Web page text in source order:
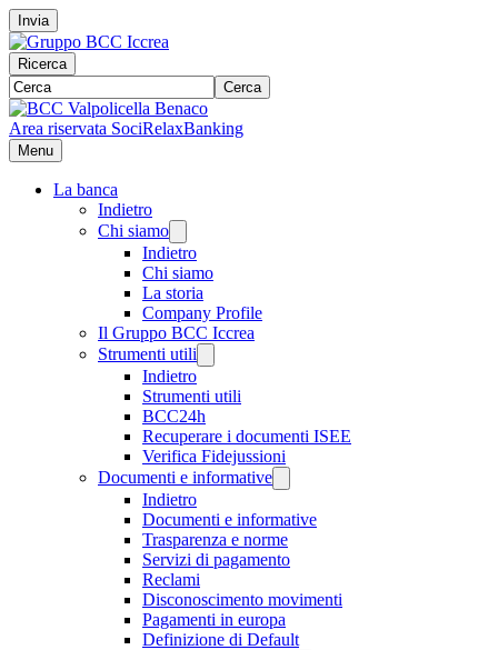
Invia
Ricerca
Cerca
Area riservata SociRelaxBanking
Menu
La banca
Indietro
Chi siamo
Indietro
Chi siamo
La storia
Company Profile
Il Gruppo BCC Iccrea
Strumenti utili
Indietro
Strumenti utili
BCC24h
Recuperare i documenti ISEE
Verifica Fidejussioni
Documenti e informative
Indietro
Documenti e informative
Trasparenza e norme
Servizi di pagamento
Reclami
Disconoscimento movimenti
Pagamenti in europa
Definizione di Default